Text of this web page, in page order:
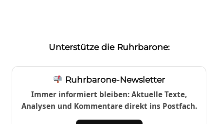
Unterstütze die Ruhrbarone:
Ruhrbarone-Newsletter
Immer informiert bleiben: Aktuelle Texte,
Analysen und Kommentare direkt ins Postfach.